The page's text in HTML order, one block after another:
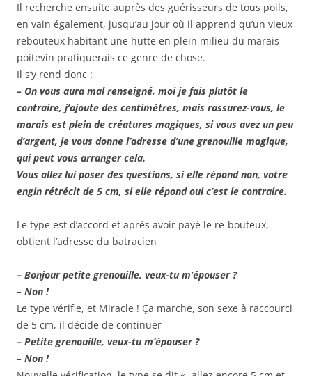
Il recherche ensuite auprès des guérisseurs de tous poils,
en vain également, jusqu’au jour où il apprend qu’un vieux
rebouteux habitant une hutte en plein milieu du marais
poitevin pratiquerais ce genre de chose.
Il s’y rend donc :
– On vous aura mal renseigné, moi je fais plutôt le
contraire, j’ajoute des centimètres, mais rassurez-vous, le
marais est plein de créatures magiques, si vous avez un peu
d’argent, je vous donne l’adresse d’une grenouille magique,
qui peut vous arranger cela.
Vous allez lui poser des questions, si elle répond non, votre
engin rétrécit de 5 cm, si elle répond oui c’est le contraire.
Le type est d’accord et après avoir payé le re-bouteux,
obtient l’adresse du batracien
– Bonjour petite grenouille, veux-tu m’épouser ?
– Non !
Le type vérifie, et Miracle ! Ça marche, son sexe à raccourci
de 5 cm, il décide de continuer
– Petite grenouille, veux-tu m’épouser ?
– Non !